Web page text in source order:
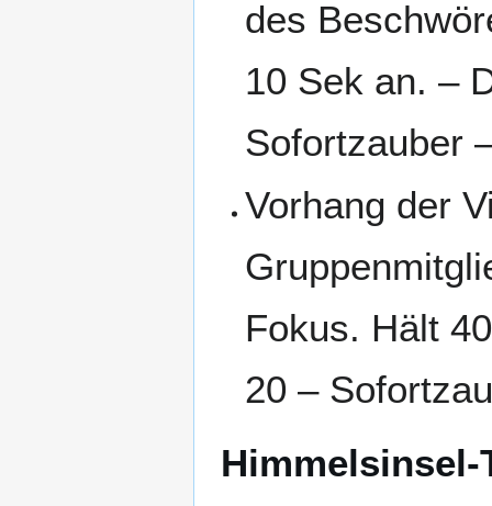
des
10 Sek an. –
Sofortzauber
Vorhang der
Fokus. Hält
20 –
Himmelsinsel-